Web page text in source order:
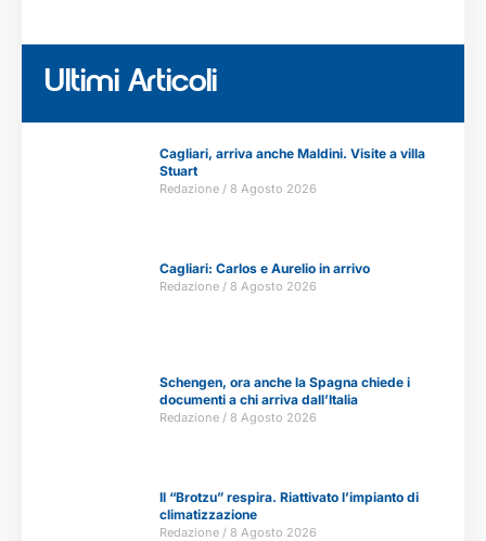
Ultimi Articoli
Cagliari, arriva anche Maldini. Visite a villa
Stuart
Redazione 8 Agosto 2026
Cagliari: Carlos e Aurelio in arrivo
Redazione 8 Agosto 2026
Schengen, ora anche la Spagna chiede i
documenti a chi arriva dall’Italia
Redazione 8 Agosto 2026
Il “Brotzu” respira. Riattivato l’impianto di
climatizzazione
Redazione 8 Agosto 2026